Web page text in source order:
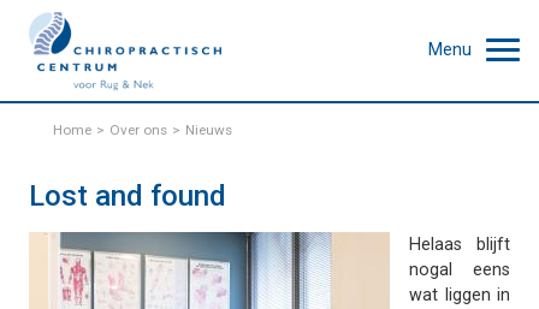
Menu
Home Over ons Nieuws
Lost and found
Helaas blijft
nogal eens
wat liggen in